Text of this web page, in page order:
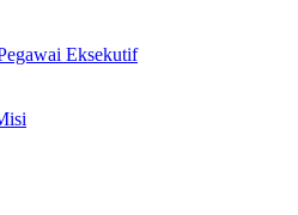
Eksekutif